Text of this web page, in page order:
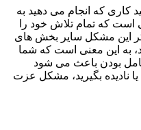
که انجام می دهید به
است که تمام تلاش خود را
این مشکل سایر بخش های
به این معنی است که شما
بودن باعث می شود
یا نادیده بگیرید، مشکل عزت